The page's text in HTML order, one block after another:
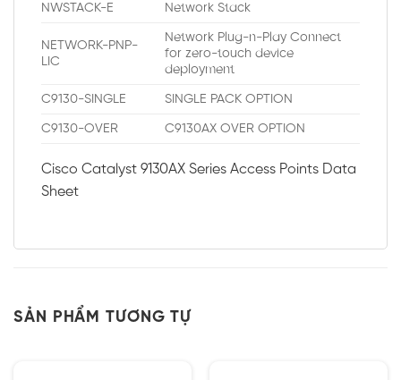
NWSTACK-E Network Stack
NETWORK-PNP-
LIC
Network Plug-n-Play Connect
for zero-touch device
deployment
C9130-SINGLE SINGLE PACK OPTION
C9130-OVER C9130AX OVER OPTION
Cisco Catalyst 9130AX Series Access Points Data
Sheet
SẢN PHẨM TƯƠNG TỰ